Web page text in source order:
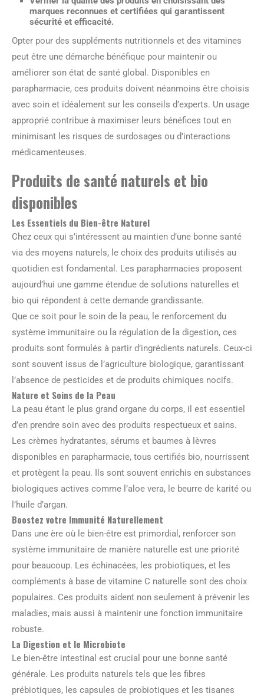
marques reconnues et certifiées qui garantissent
sécurité et efficacité.
Opter pour des suppléments nutritionnels et des vitamines
peut être une démarche bénéfique pour maintenir ou
améliorer son état de santé global. Disponibles en
parapharmacie, ces produits doivent néanmoins être choisis
avec soin et idéalement sur les conseils d’experts. Un usage
approprié contribue à maximiser leurs bénéfices tout en
minimisant les risques de surdosages ou d’interactions
médicamenteuses.
Produits de santé naturels et bio
disponibles
Les Essentiels du Bien-être Naturel
Chez ceux qui s’intéressent au maintien d’une bonne santé
via des moyens naturels, le choix des produits utilisés au
quotidien est fondamental. Les parapharmacies proposent
aujourd’hui une gamme étendue de solutions naturelles et
bio qui répondent à cette demande grandissante.
Que ce soit pour le soin de la peau, le renforcement du
système immunitaire ou la régulation de la digestion, ces
produits sont formulés à partir d’ingrédients naturels. Ceux-ci
sont souvent issus de l’agriculture biologique, garantissant
l’absence de pesticides et de produits chimiques nocifs.
Nature et Soins de la Peau
La peau étant le plus grand organe du corps, il est essentiel
d’en prendre soin avec des produits respectueux et sains.
Les crèmes hydratantes, sérums et baumes à lèvres
disponibles en parapharmacie, tous certifiés bio, nourrissent
et protègent la peau. Ils sont souvent enrichis en substances
biologiques actives comme l’aloe vera, le beurre de karité ou
l’huile d’argan.
Boostez votre Immunité Naturellement
Dans une ère où le bien-être est primordial, renforcer son
système immunitaire de manière naturelle est une priorité
pour beaucoup. Les échinacées, les probiotiques, et les
compléments à base de vitamine C naturelle sont des choix
populaires. Ces produits aident non seulement à prévenir les
maladies, mais aussi à maintenir une fonction immunitaire
robuste.
La Digestion et le Microbiote
Le bien-être intestinal est crucial pour une bonne santé
générale. Les produits naturels tels que les fibres
prébiotiques, les capsules de probiotiques et les tisanes